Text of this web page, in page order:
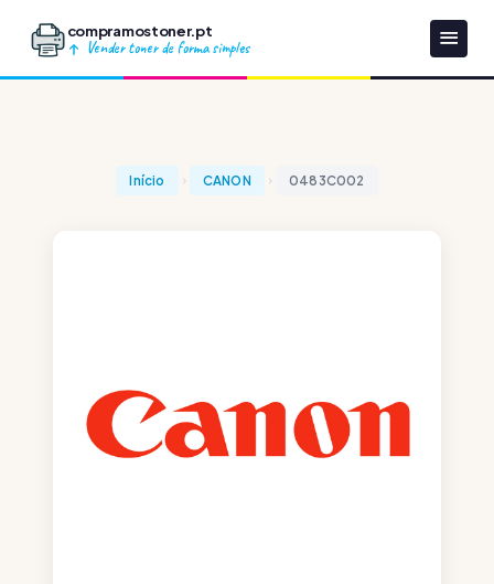
compramostoner.pt
Vender toner de forma simples
Início CANON 0483C002